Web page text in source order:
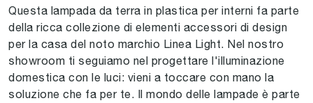
Questa lampada da terra in plastica per interni fa parte
della ricca collezione di elementi accessori di design
per la casa del noto marchio Linea Light. Nel nostro
showroom ti seguiamo nel progettare l'illuminazione
domestica con le luci: vieni a toccare con mano la
soluzione che fa per te. Il mondo delle lampade è parte